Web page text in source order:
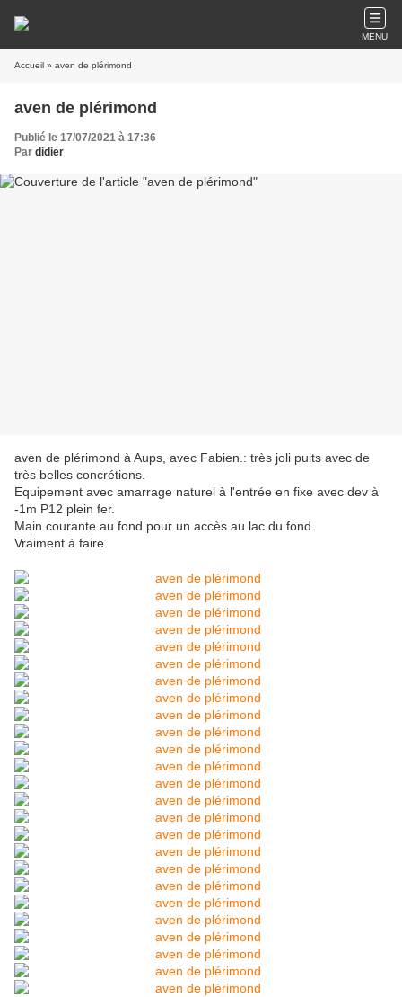
MENU
Accueil » aven de plérimond
aven de plérimond
Publié le 17/07/2021 à 17:36
Par didier
aven de plérimond à Aups, avec Fabien.: très joli puits avec de
très belles concrétions.
Equipement avec amarrage naturel à l'entrée en fixe avec dev à
-1m P12 plein fer.
Main courante au fond pour un accès au lac du fond.
Vraiment à faire.